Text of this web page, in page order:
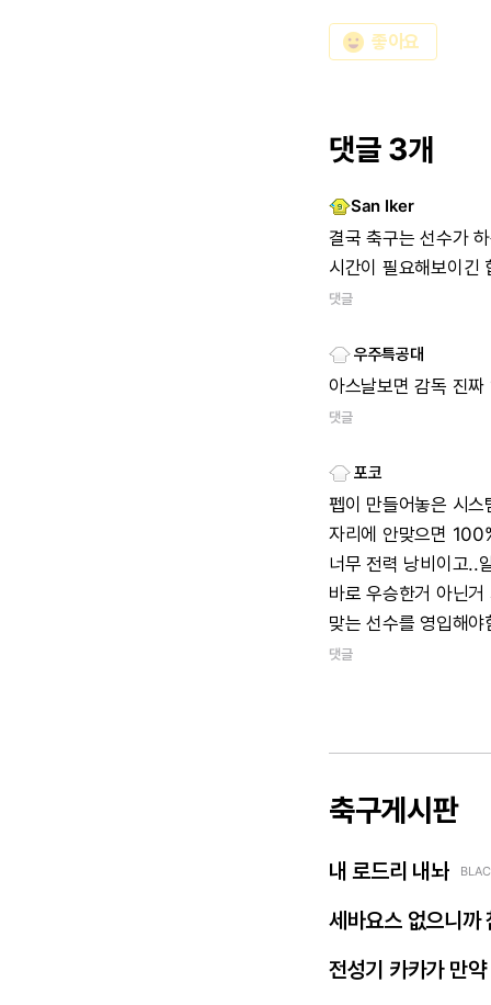
emoji_emotions 좋아요
댓글 3개
San Iker
결국 축구는 선수가
시간이 필요해보이긴
댓글
우주특공대
아스날보면 감독 진짜
댓글
포코
펩이 만들어놓은 시스
자리에 안맞으면
너무 전력 낭비이고..
바로 우승한거 아닌거
맞는 선수를 영입해야
댓글
축구게시판
내 로드리 내놔
세바요스 없으니까
전성기 카카가 만